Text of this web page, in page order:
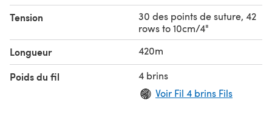
Tension
30 des points de suture, 42
rows to 10cm/4"
Longueur 420m
Poids du fil
4 brins
Voir Fil 4 brins Fils